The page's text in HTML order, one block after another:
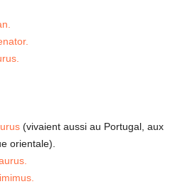
(vivaient aussi au Portugal, aux
orientale).